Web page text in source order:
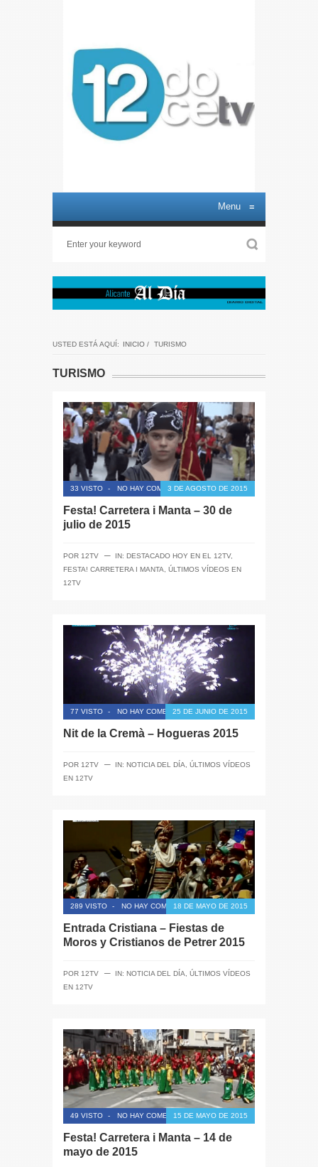
Menu ≡
USTED ESTÁ AQUÍ: INICIO / TURISMO
TURISMO
33 VISTO - NO HAY COMENTARIOS3 DE AGOSTO DE 2015
Festa! Carretera i Manta – 30 de
julio de 2015
POR 12TV ─ IN: DESTACADO HOY EN EL 12TV,
FESTA! CARRETERA I MANTA
ÚLTIMOS VÍDEOS EN
12TV
77 VISTO - NO HAY COMENTARIOS25 DE JUNIO DE 2015
Nit de la Cremà – Hogueras 2015
POR 12TV ─ IN: NOTICIA DEL DÍA
ÚLTIMOS VÍDEOS
EN 12TV
289 VISTO - NO HAY COMENTARIOS18 DE MAYO DE 2015
Entrada Cristiana – Fiestas de
Moros y Cristianos de Petrer 2015
POR 12TV ─ IN: NOTICIA DEL DÍA, ÚLTIMOS VÍDEOS
EN 12TV
49 VISTO - NO HAY COMENTARIOS15 DE MAYO DE 2015
Festa! Carretera i Manta – 14 de
mayo de 2015